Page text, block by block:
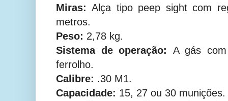
Miras: Alça tipo peep sight com
metros.
Peso: 2,78 kg.
Sistema de operação: A gás
ferrolho.
Calibre: .30 M1.
Capacidade: 15, 27 ou 30 munições.